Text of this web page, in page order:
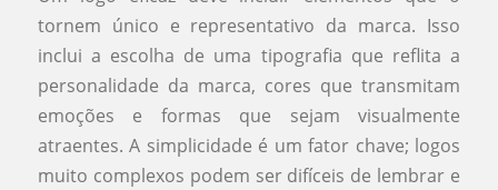
tornem único e representativo da marca. Isso
inclui a escolha de uma tipografia que reflita a
personalidade da marca, cores que transmitam
emoções e formas que sejam visualmente
atraentes. A simplicidade é um fator chave; logos
muito complexos podem ser difíceis de lembrar e